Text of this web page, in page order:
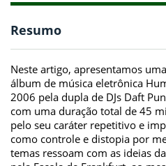
Resumo
Neste artigo, apresentamos
álbum de música eletrônica
2006 pela dupla de DJs Daft
com uma duração total de 45
pelo seu caráter repetitivo e
como controle e distopia por
temas ressoam com as ideias